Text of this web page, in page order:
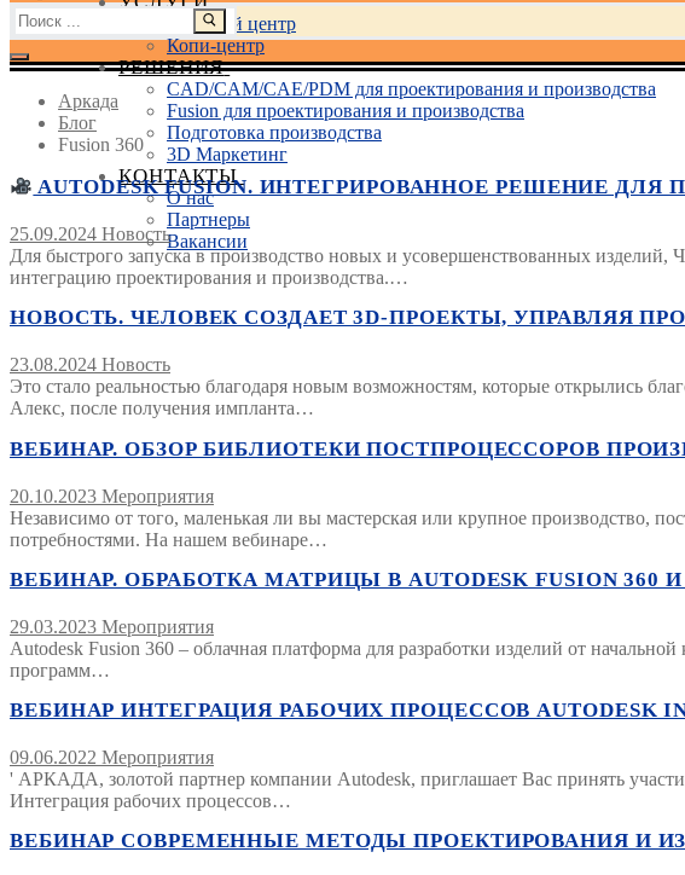
Учебный центр
Копи-центр
РЕШЕНИЯ
CAD/CAM/CAE/PDM для проектирования и производства
Fusion для проектирования и производства
Подготовка производства
3D Маркетинг
КОНТАКТЫ
О нас
Партнеры
Вакансии
Найти:
Аркада
Блог
Fusion 360
AUTODESK FUSION. ИНТЕГРИРОВАННОЕ РЕШЕНИЕ
25.09.2024 Новость
Для быстрого запуска в производство новых и усовершенствованных
интеграцию проектирования и производства.…
НОВОСТЬ. ЧЕЛОВЕК СОЗДАЕТ 3D-ПРОЕКТЫ, УПРАВЛЯЯ
23.08.2024 Новость
Это стало реальностью благодаря новым возможностям, которые открылись
Алекс, после получения импланта…
ВЕБИНАР. ОБЗОР БИБЛИОТЕКИ ПОСТПРОЦЕССОРОВ
20.10.2023 Мероприятия
Независимо от того, маленькая ли вы мастерская или крупное производство,
потребностями. На нашем вебинаре…
ВЕБИНАР. ОБРАБОТКА МАТРИЦЫ В AUTODESK FUSION
29.03.2023 Мероприятия
Autodesk Fusion 360 – облачная платформа для разработки изделий от
программ…
ВЕБИНАР ИНТЕГРАЦИЯ РАБОЧИХ ПРОЦЕССОВ AUTODESK
09.06.2022 Мероприятия
' АРКАДА, золотой партнер компании Autodesk, приглашает Вас принять
Интеграция рабочих процессов…
ВЕБИНАР СОВРЕМЕННЫЕ МЕТОДЫ ПРОЕКТИРОВАНИЯ И